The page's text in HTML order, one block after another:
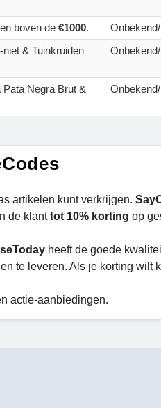
boven de €1000.
& Tuinkruiden
Pata Negra Brut &
artikelen kunt verkrijgen.
de klanttot 10% korting op
heeft de goede
te leveren. Als je korting wilt
actie-aanbiedingen.